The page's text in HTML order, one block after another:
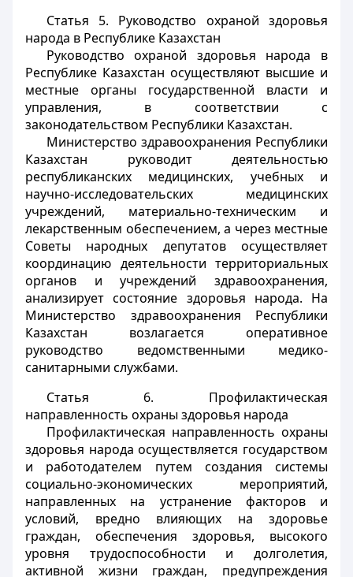
Статья 5. Руководство охраной здоровья
народа в Республике Казахстан
Руководство охраной здоровья народа в
Республике Казахстан осуществляют высшие и
местные органы государственной власти и
управления, в соответствии с
законодательством Республики Казахстан.
Министерство здравоохранения Республики
Казахстан руководит деятельностью
республиканских медицинских, учебных и
научно-исследовательских медицинских
учреждений, материально-техническим и
лекарственным обеспечением, а через местные
Советы народных депутатов осуществляет
координацию деятельности территориальных
органов и учреждений здравоохранения,
анализирует состояние здоровья народа. На
Министерство здравоохранения Республики
Казахстан возлагается оперативное
руководство ведомственными медико-
санитарными службами.
Статья 6. Профилактическая
направленность охраны здоровья народа
Профилактическая направленность охраны
здоровья народа осуществляется государством
и работодателем путем создания системы
социально-экономических мероприятий,
направленных на устранение факторов и
условий, вредно влияющих на здоровье
граждан, обеспечения здоровья, высокого
уровня трудоспособности и долголетия,
активной жизни граждан, предупреждения